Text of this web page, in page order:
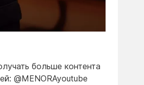
больше контента
@MENORAyoutube